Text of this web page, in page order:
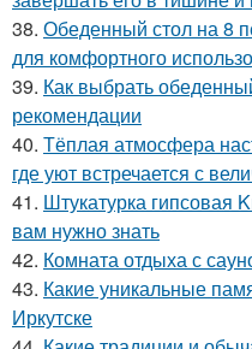
38. Обеденный стол на 8
для комфортного
39. Как выбрать
рекомендации
40. Тёплая атмосфера
где уют встречается с
41. Штукатурка гипсовая
вам нужно знать
42. Комната отдыха с
43. Какие уникальные
Иркутске